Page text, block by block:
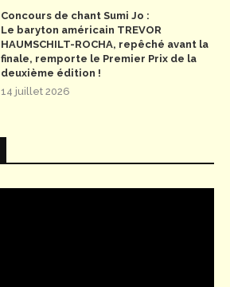
Concours de chant Sumi Jo :
Le baryton américain TREVOR
HAUMSCHILT-ROCHA, repêché avant la
finale, remporte le Premier Prix de la
deuxième édition !
14 juillet 2026